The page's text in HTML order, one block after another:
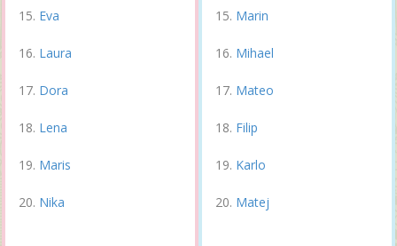
Eva
Laura
Dora
Lena
Maris
Nika
Marin
Mihael
Mateo
Filip
Karlo
Matej